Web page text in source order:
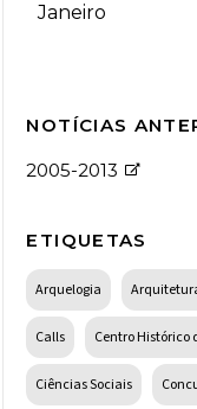
Janeiro
NOTÍCIAS
2005-2013
ETIQUETAS
Arquelogia
Calls Centro Histórico
Ciências Sociais